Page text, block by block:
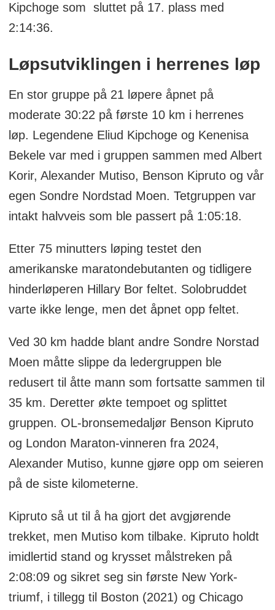
Kipchoge som sluttet på 17. plass med
2:14:36.
Løpsutviklingen i herrenes løp
En stor gruppe på 21 løpere åpnet på
moderate 30:22 på første 10 km i herrenes
løp. Legendene Eliud Kipchoge og Kenenisa
Bekele var med i gruppen sammen med Albert
Korir, Alexander Mutiso, Benson Kipruto og vår
egen Sondre Nordstad Moen. Tetgruppen var
intakt halvveis som ble passert på 1:05:18.
Etter 75 minutters løping testet den
amerikanske maratondebutanten og tidligere
hinderløperen Hillary Bor feltet. Solobruddet
varte ikke lenge, men det åpnet opp feltet.
Ved 30 km hadde blant andre Sondre Norstad
Moen måtte slippe da ledergruppen ble
redusert til åtte mann som fortsatte sammen til
35 km. Deretter økte tempoet og splittet
gruppen. OL-bronsemedaljør Benson Kipruto
og London Maraton-vinneren fra 2024,
Alexander Mutiso, kunne gjøre opp om seieren
på de siste kilometerne.
Kipruto så ut til å ha gjort det avgjørende
trekket, men Mutiso kom tilbake. Kipruto holdt
imidlertid stand og krysset målstreken på
2:08:09 og sikret seg sin første New York-
triumf, i tillegg til Boston (2021) og Chicago